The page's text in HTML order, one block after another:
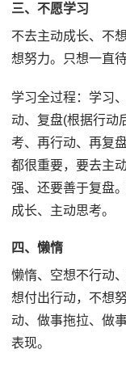
三、不愿学习
不去主动成长、不
想努力。只想一直
学习全过程：学习
动、复盘(根据行动
考、再行动、再复
都很重要，要去主
强、还要善于复盘
成长、主动思考。
四、懒惰
懒惰、空想不行动
想付出行动，不想
动、做事拖拉、做
表现。